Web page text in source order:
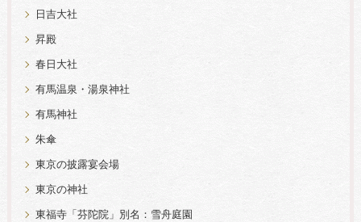
日吉大社
昇殿
春日大社
有馬温泉・湯泉神社
有馬神社
朱傘
東京の披露宴会場
東京の神社
東福寺「芬陀院」別名：雪舟庭園